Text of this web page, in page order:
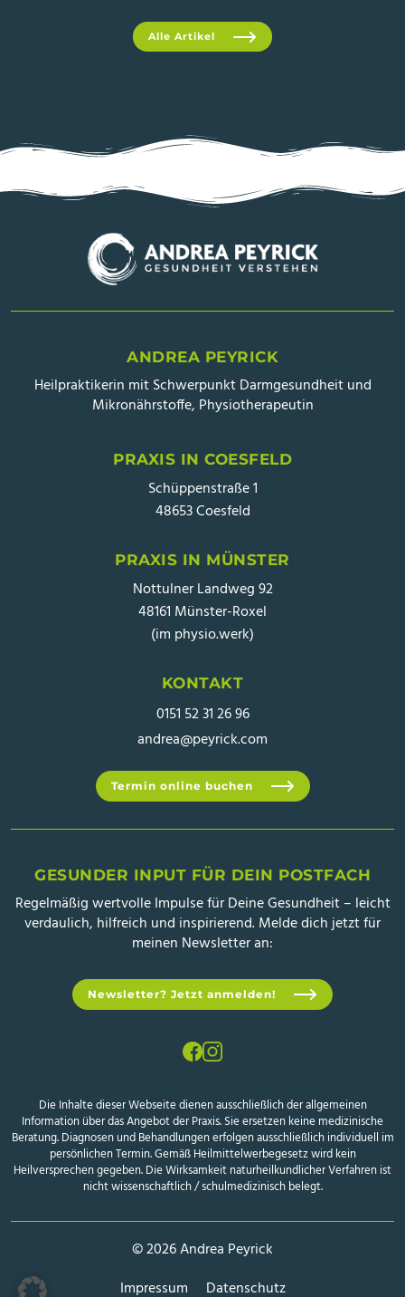
Alle Artikel
ANDREA PEYRICK
Heilpraktikerin mit Schwerpunkt Darmgesundheit und
Mikronährstoffe, Physiotherapeutin
PRAXIS IN COESFELD
Schüppenstraße 1
48653 Coesfeld
PRAXIS IN MÜNSTER
Nottulner Landweg 92
48161 Münster-Roxel
(im physio.werk)
KONTAKT
0151 52 31 26 96
andrea@peyrick.com
Termin online buchen
GESUNDER INPUT FÜR DEIN POSTFACH
Regelmäßig wertvolle Impulse für Deine Gesundheit – leicht
verdaulich, hilfreich und inspirierend. Melde dich jetzt für
meinen Newsletter an:
Newsletter? Jetzt anmelden!
Die Inhalte dieser Webseite dienen ausschließlich der allgemeinen
Information über das Angebot der Praxis. Sie ersetzen keine medizinische
Beratung. Diagnosen und Behandlungen erfolgen ausschließlich individuell im
persönlichen Termin. Gemäß Heilmittelwerbegesetz wird kein
Heilversprechen gegeben. Die Wirksamkeit naturheilkundlicher Verfahren ist
nicht wissenschaftlich / schulmedizinisch belegt.
© 2026 Andrea Peyrick
Impressum
Datenschutz